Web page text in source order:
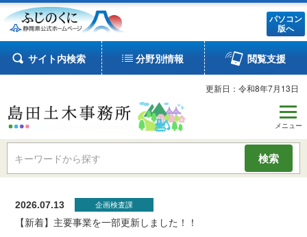
パソコン
版へ
サイト内検索 分野別情報 閲覧支援
更新日：令和8年7月13日
検索
2026.07.13 企画検査課
【新着】主要事業を一部更新しました！！